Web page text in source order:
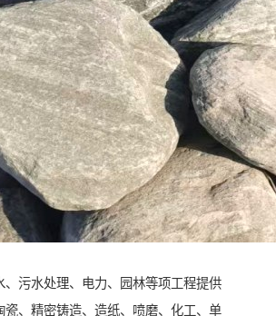
、污水处理、电力、园林等项工程提供
瓷、精密铸造、造纸、喷磨、化工、单